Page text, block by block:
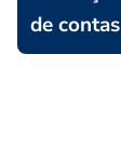
de contas